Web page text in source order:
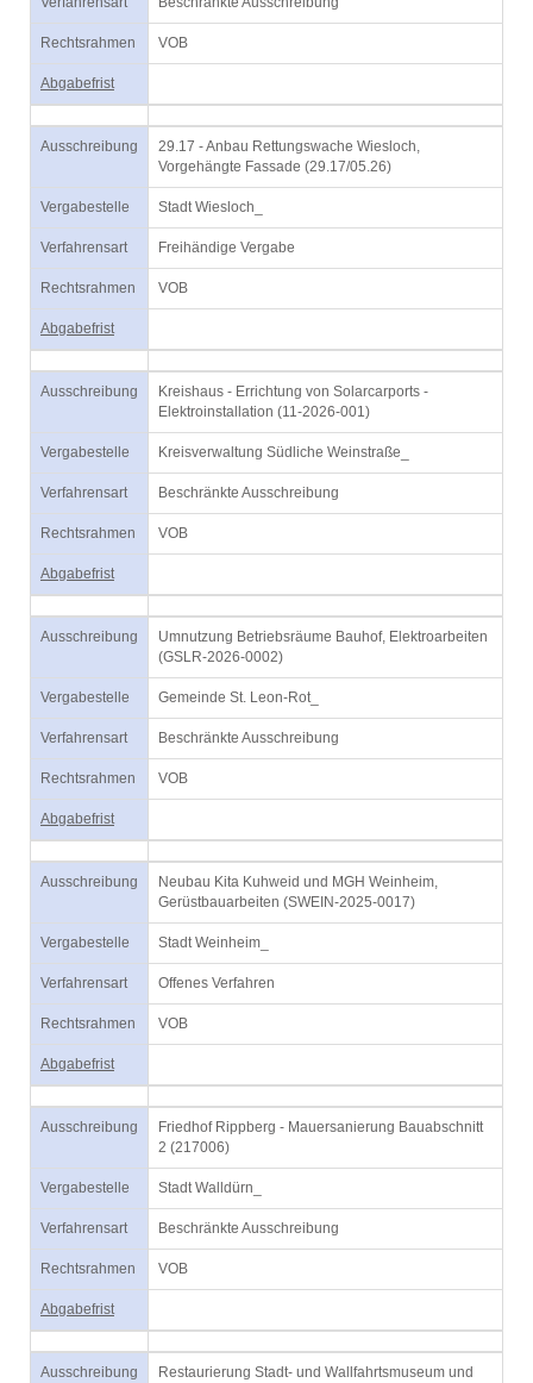
Rechtsrahmen VOB
Abgabefrist
Ausschreibung
29.17 - Anbau Rettungswache Wiesloch,
Vorgehängte Fassade (29.17/05.26)
Vergabestelle Stadt Wiesloch_
Verfahrensart Freihändige Vergabe
Rechtsrahmen VOB
Abgabefrist
Ausschreibung
Kreishaus - Errichtung von Solarcarports -
Elektroinstallation (11-2026-001)
Vergabestelle Kreisverwaltung Südliche Weinstraße_
Verfahrensart Beschränkte Ausschreibung
Rechtsrahmen VOB
Abgabefrist
Ausschreibung
Umnutzung Betriebsräume Bauhof, Elektroarbeiten
(GSLR-2026-0002)
Vergabestelle Gemeinde St. Leon-Rot_
Verfahrensart Beschränkte Ausschreibung
Rechtsrahmen VOB
Abgabefrist
Ausschreibung
Neubau Kita Kuhweid und MGH Weinheim,
Gerüstbauarbeiten (SWEIN-2025-0017)
Vergabestelle Stadt Weinheim_
Verfahrensart Offenes Verfahren
Rechtsrahmen VOB
Abgabefrist
Ausschreibung
Friedhof Rippberg - Mauersanierung Bauabschnitt
2 (217006)
Vergabestelle Stadt Walldürn_
Verfahrensart Beschränkte Ausschreibung
Rechtsrahmen VOB
Abgabefrist
Ausschreibung
Restaurierung Stadt- und Wallfahrtsmuseum und